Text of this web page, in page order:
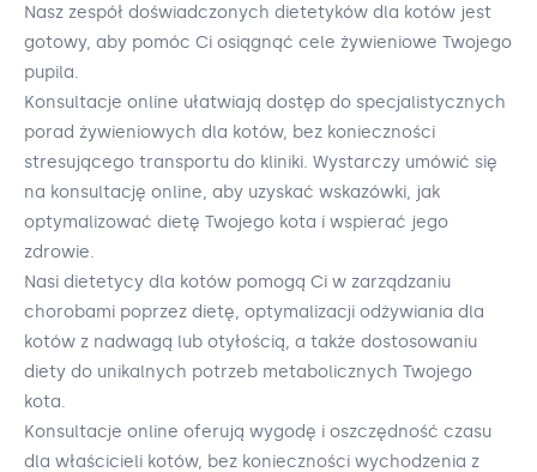
Nasz zespół doświadczonych dietetyków dla kotów jest
gotowy, aby pomóc Ci osiągnąć cele żywieniowe Twojego
pupila.
Konsultacje online ułatwiają dostęp do specjalistycznych
porad żywieniowych dla kotów, bez konieczności
stresującego transportu do kliniki. Wystarczy umówić się
na konsultację online, aby uzyskać wskazówki, jak
optymalizować dietę Twojego kota i wspierać jego
zdrowie.
Nasi dietetycy dla kotów pomogą Ci w zarządzaniu
chorobami poprzez dietę, optymalizacji odżywiania dla
kotów z nadwagą lub otyłością, a także dostosowaniu
diety do unikalnych potrzeb metabolicznych Twojego
kota.
Konsultacje online oferują wygodę i oszczędność czasu
dla właścicieli kotów, bez konieczności wychodzenia z